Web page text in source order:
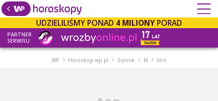
UDZIELILIŚMY PONAD 4 MILIONY PORAD
PARTNER
SERWISU
WP Horoskop.wp.pl Sennik M Mirt